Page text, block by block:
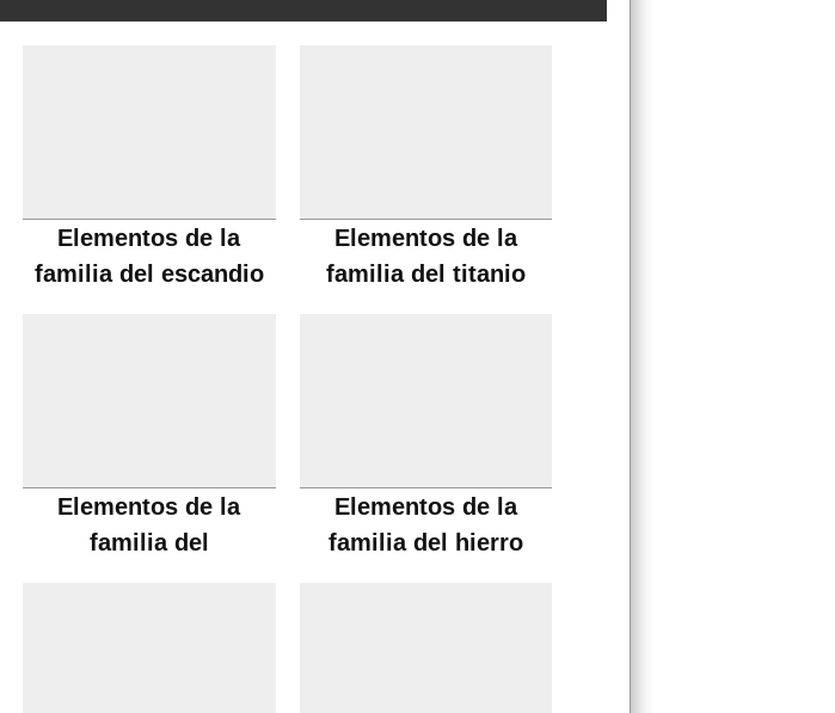
Elementos de la
familia del escandio
Elementos de la
familia del titanio
Elementos de la
familia del
Elementos de la
familia del hierro